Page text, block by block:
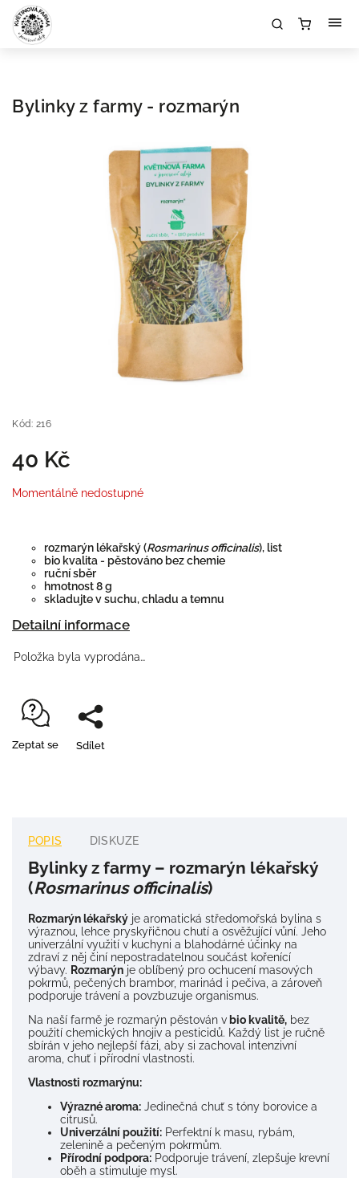
Bylinky z farmy - rozmarýn
Kód: 216
40 Kč
Momentálně nedostupné
rozmarýn lékařský (Rosmarinus officinalis), list
bio kvalita - pěstováno bez chemie
ruční sběr
hmotnost 8 g
skladujte v suchu, chladu a temnu
Detailní informace
Položka byla vyprodána…
Zeptat se Sdílet
POPIS DISKUZE
Bylinky z farmy – rozmarýn lékařský
(Rosmarinus officinalis)
Rozmarýn lékařský je aromatická středomořská bylina s
výraznou, lehce pryskyřičnou chutí a osvěžující vůní. Jeho
univerzální využití v kuchyni a blahodárné účinky na
zdraví z něj činí nepostradatelnou součást kořenící
výbavy. Rozmarýn je oblíbený pro ochucení masových
pokrmů, pečených brambor, marinád i pečiva, a zároveň
podporuje trávení a povzbuzuje organismus.
Na naší farmě je rozmarýn pěstován v bio kvalitě, bez
použití chemických hnojiv a pesticidů. Každý list je ručně
sbírán v jeho nejlepší fázi, aby si zachoval intenzivní
aroma, chuť i přírodní vlastnosti.
Vlastnosti rozmarýnu:
Výrazné aroma: Jedinečná chuť s tóny borovice a
citrusů.
Univerzální použití: Perfektní k masu, rybám,
zelenině a pečeným pokrmům.
Přírodní podpora: Podporuje trávení, zlepšuje krevní
oběh a stimuluje mysl.